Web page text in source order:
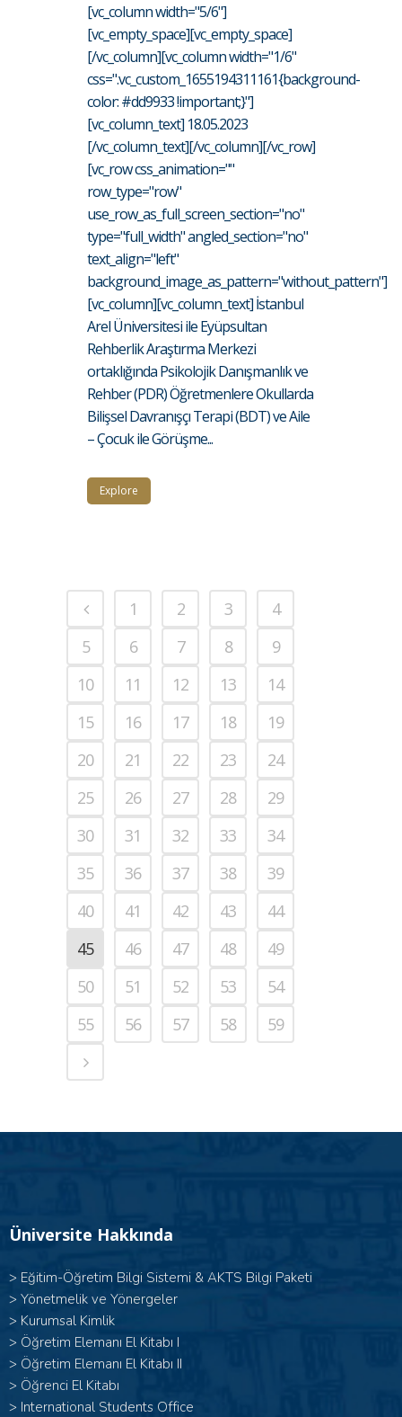
[vc_column width="5/6"]
[vc_empty_space][vc_empty_space]
[/vc_column][vc_column width="1/6"
css=".vc_custom_1655194311161{background-
color: #dd9933 !important;}"]
[vc_column_text] 18.05.2023
[/vc_column_text][/vc_column][/vc_row]
[vc_row css_animation=""
row_type="row"
use_row_as_full_screen_section="no"
type="full_width" angled_section="no"
text_align="left"
background_image_as_pattern="without_pattern"]
[vc_column][vc_column_text] İstanbul
Arel Üniversitesi ile Eyüpsultan
Rehberlik Araştırma Merkezi
ortaklığında Psikolojik Danışmanlık ve
Rehber (PDR) Öğretmenlere Okullarda
Bilişsel Davranışçı Terapi (BDT) ve Aile
– Çocuk ile Görüşme...
Explore
1 2 3
4
5
6 7 8
9
10
11 12 13
14
15
16 17 18
19
20
21 22 23
24
25
26 27 28
29
30
31 32 33
34
35
36 37 38
39
40
41 42 43
44
45
46 47 48
49
50
51 52 53
54
55
56 57 58 59
Üniversite Hakkında
> Eğitim-Öğretim Bilgi Sistemi & AKTS Bilgi Paketi
> Yönetmelik ve Yönergeler
> Kurumsal Kimlik
> Öğretim Elemanı El Kitabı I
> Öğretim Elemanı El Kitabı II
> Öğrenci El Kitabı
> International Students Office